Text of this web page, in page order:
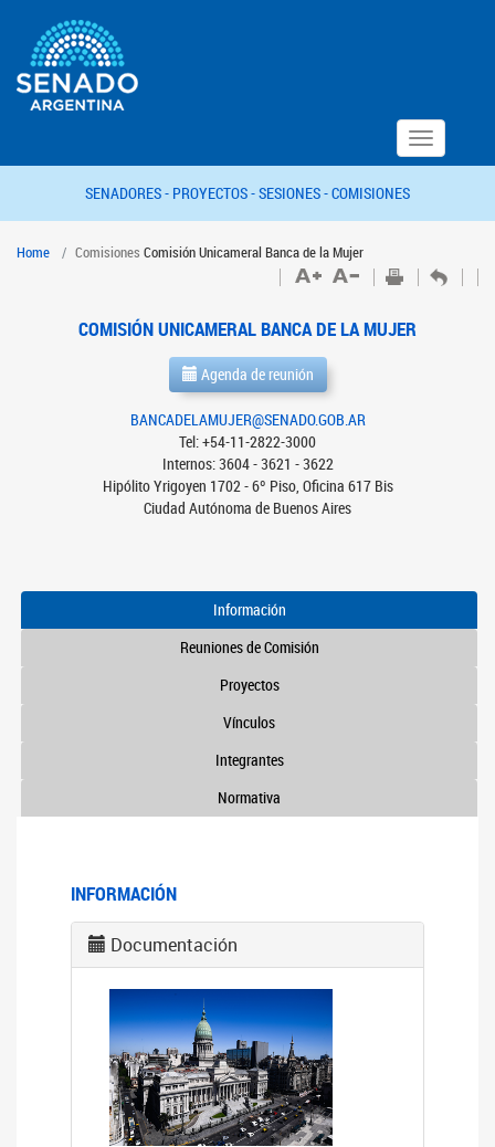
Toggle
navigation
SENADORES - PROYECTOS -SESIONES -COMISIONES
Home Comisiones Comisión Unicameral Banca de la Mujer
COMISIÓN UNICAMERAL BANCA DE LA MUJER
Agenda de reunión
BANCADELAMUJER@SENADO.GOB.AR
Tel: +54-11-2822-3000
Internos: 3604 - 3621 - 3622
Hipólito Yrigoyen 1702 - 6º Piso, Oficina 617 Bis
Ciudad Autónoma de Buenos Aires
Información
Reuniones de Comisión
Proyectos
Vínculos
Integrantes
Normativa
INFORMACIÓN
Documentación